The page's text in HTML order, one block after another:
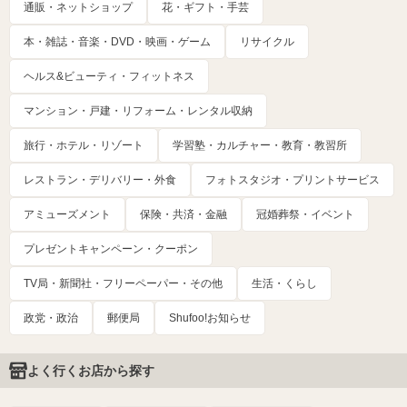
通販・ネットショップ 花・ギフト・手芸
本・雑誌・音楽・DVD・映画・ゲーム リサイクル
ヘルス&ビューティ・フィットネス
マンション・戸建・リフォーム・レンタル収納
旅行・ホテル・リゾート 学習塾・カルチャー・教育・教習所
レストラン・デリバリー・外食 フォトスタジオ・プリントサービス
アミューズメント 保険・共済・金融 冠婚葬祭・イベント
プレゼントキャンペーン・クーポン
TV局・新聞社・フリーペーパー・その他 生活・くらし
政党・政治 郵便局 Shufoo!お知らせ
よく行くお店から探す